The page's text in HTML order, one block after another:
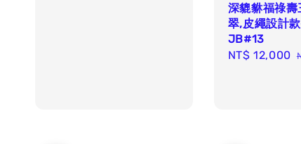
深貔貅福祿壽
翠,皮繩設計
JB#13
Sale
NT$ 12,000